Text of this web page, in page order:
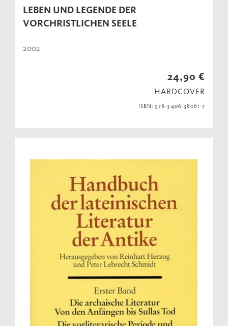
LEBEN UND LEGENDE DER
VORCHRISTLICHEN SEELE
2002
24,90 €
HARDCOVER
ISBN: 978-3-406-38061-7